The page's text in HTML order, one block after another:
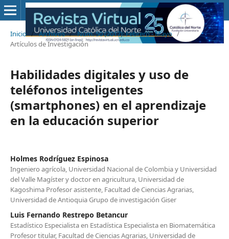
Inicio / Archivos / Núm. 50 (2017): Febrero - Mayo /
Artículos de Investigación
Habilidades digitales y uso de
teléfonos inteligentes
(smartphones) en el aprendizaje
en la educación superior
Holmes Rodríguez Espinosa
Ingeniero agrícola, Universidad Nacional de Colombia y Universidad
del Valle Magíster y doctor en agricultura, Universidad de
Kagoshima Profesor asistente, Facultad de Ciencias Agrarias,
Universidad de Antioquia Grupo de investigación Giser
Luis Fernando Restrepo Betancur
Estadístico Especialista en Estadística Especialista en Biomatemática
Profesor titular, Facultad de Ciencias Agrarias, Universidad de